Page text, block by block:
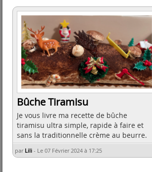
Bûche Tiramisu
Je vous livre ma recette de bûche
tiramisu ultra simple, rapide à faire et
sans la traditionnelle crème au beurre.
par Lili - Le 07 Février 2024 à 17:25